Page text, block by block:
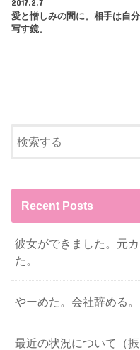
2017.2.7
愛と憎しみの間に。相手は自
写す鏡。
Recent Posts
彼女ができました。元
た。
やーめた。会社辞める。
最近の状況について（